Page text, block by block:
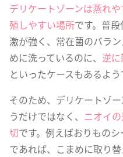
デリケートゾーンは蒸れ
殖しやすい場所です。普
激が強く、常在菌のバラ
めに洗っているのに、 逆
といったケースもあるよう
そのため、デリケートゾ
うだけではなく、 ニオイ
切です。例えばおりもの
であれば、こまめに取り